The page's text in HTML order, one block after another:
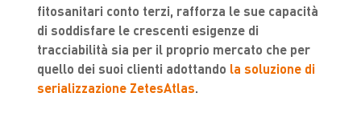
fitosanitari conto terzi, rafforza le sue capacità
di soddisfare le crescenti esigenze di
tracciabilità sia per il proprio mercato che per
quello dei suoi clienti adottando la soluzione di
serializzazione ZetesAtlas